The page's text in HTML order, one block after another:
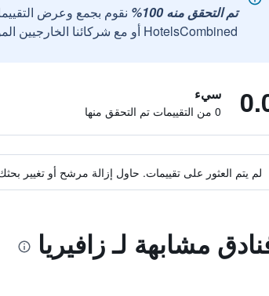
تم التحقق منه 100%
نقوم بجمع وعرض
HotelsCombined أو مع شركائنا الخارجيين الموثوقين.
سيء
0 من التقييمات تم التحقق منها
لم يتم العثور على تقييمات. حاول إزالة مرشح أو تغيير
مشابهة لـ زافيريا